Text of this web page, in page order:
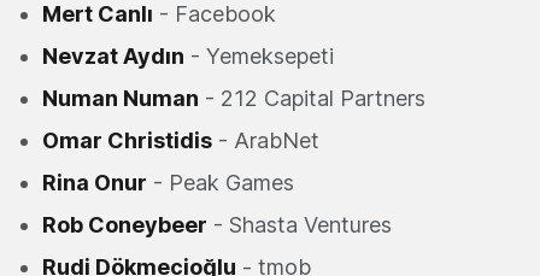
Mert Canlı - Facebook
Nevzat Aydın - Yemeksepeti
Numan Numan - 212 Capital Partners
Omar Christidis - ArabNet
Rina Onur - Peak Games
Rob Coneybeer - Shasta Ventures
Rudi Dökmecioğlu - tmob